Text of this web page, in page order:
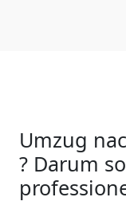
Umzug
? Darum